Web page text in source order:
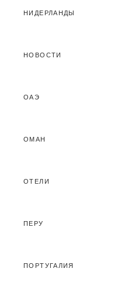
НИДЕРЛАНДЫ
НОВОСТИ
ОАЭ
ОМАН
ОТЕЛИ
ПЕРУ
ПОРТУГАЛИЯ